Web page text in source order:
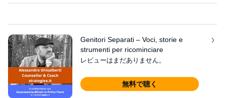
Genitori Separati – Voci, storie e
strumenti per ricominciare
レビューはまだありません。
無料で聴く